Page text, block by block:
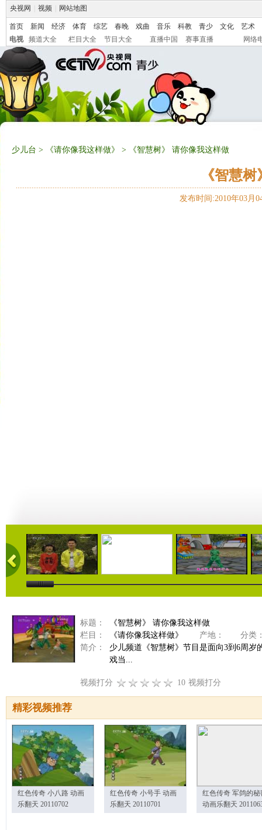
央视网 视频 网站地图
首页 新闻 经济 体育 综艺 春晚 戏曲 音乐 科教 青少 文化
艺术
电视
频道大全 栏目大全 节目大全 直播中国 赛事直播 网络
少儿台 > 《请你像我这样做》 > 《智慧树》 请你像我这样做
《智慧
发布时间:2010年03月
02:32 01:40 01:40
标题：
《智慧树》 请你像我这样做
栏目：
《请你像我这样做》 产地：
分类
简介：
少儿频道《智慧树》节目是面向3到6周
戏当...
视频打分 10 视频打分
精彩视频推荐
红色传奇 小八路 动画
乐翻天 20110702
红色传奇 小号手 动画
乐翻天 20110701
红色传奇 军鸽的秘
动画乐翻天